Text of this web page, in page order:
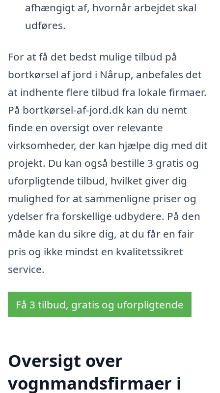
afhængigt af, hvornår arbejdet skal
udføres.
For at få det bedst mulige tilbud på
bortkørsel af jord i Nårup, anbefales det
at indhente flere tilbud fra lokale firmaer.
På bortkørsel-af-jord.dk kan du nemt
finde en oversigt over relevante
virksomheder, der kan hjælpe dig med dit
projekt. Du kan også bestille 3 gratis og
uforpligtende tilbud, hvilket giver dig
mulighed for at sammenligne priser og
ydelser fra forskellige udbydere. På den
måde kan du sikre dig, at du får en fair
pris og ikke mindst en kvalitetssikret
service.
Få 3 tilbud, gratis og uforpligtende
Oversigt over
vognmandsfirmaer i